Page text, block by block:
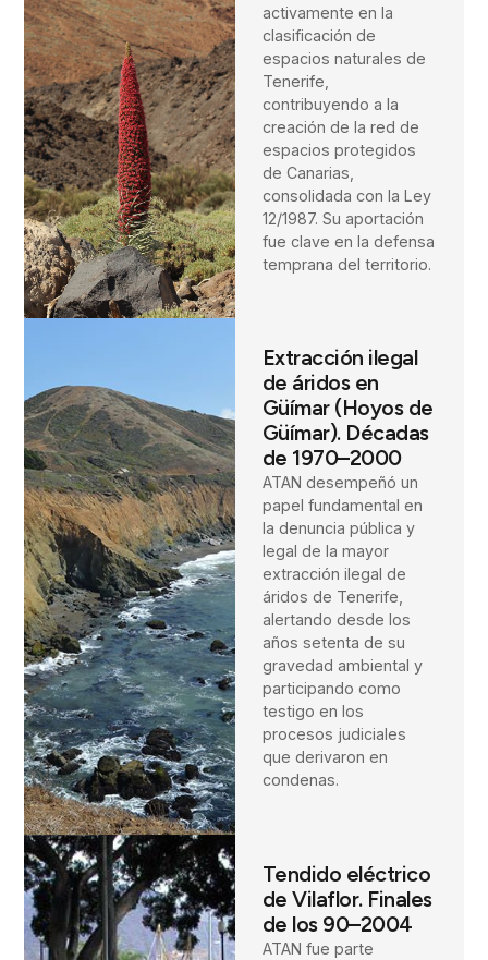
activamente en la
clasificación de
espacios naturales de
Tenerife,
contribuyendo a la
creación de la red de
espacios protegidos
de Canarias,
consolidada con la Ley
12/1987. Su aportación
fue clave en la defensa
temprana del territorio.
Extracción ilegal
de áridos en
Güímar (Hoyos de
Güímar). Décadas
de 1970–2000
ATAN desempeñó un
papel fundamental en
la denuncia pública y
legal de la mayor
extracción ilegal de
áridos de Tenerife,
alertando desde los
años setenta de su
gravedad ambiental y
participando como
testigo en los
procesos judiciales
que derivaron en
condenas.
Tendido eléctrico
de Vilaflor. Finales
de los 90–2004
ATAN fue parte